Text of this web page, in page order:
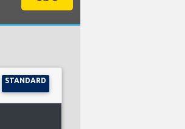
STANDARD